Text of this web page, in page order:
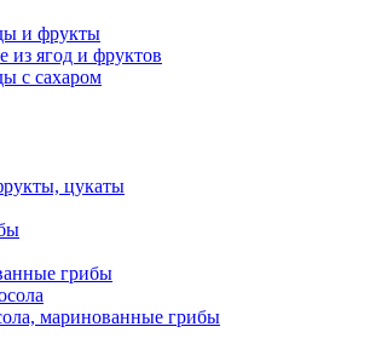
и фрукты
из ягод и фруктов
с сахаром
цукаты
грибы
маринованные грибы